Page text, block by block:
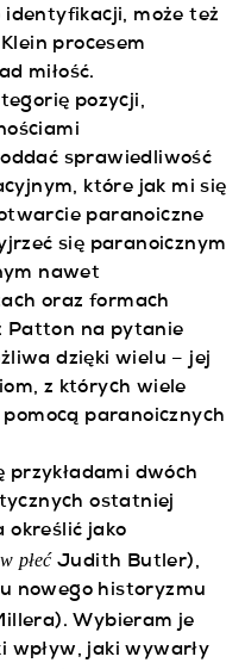
może też
procesem
miłość.
pozycji,
sprawiedliwość
które jak mi się
paranoiczne
się paranoicznym
nawet
oraz formach
Patton na pytanie
dzięki wielu – jej
z których wiele
paranoicznych
przykładami dwóch
ostatniej
określić jako
płećJudith Butler),
nowego historyzmu
Wybieram je
wpływ, jaki wywarły